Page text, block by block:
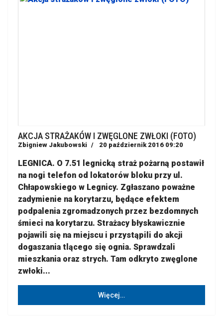
AKCJA STRAŻAKÓW I ZWĘGLONE ZWŁOKI (FOTO)
Zbigniew Jakubowski 20 październik 2016 09:20
LEGNICA. O 7.51 legnicką straż pożarną postawił
na nogi telefon od lokatorów bloku przy ul.
Chłapowskiego w Legnicy. Zgłaszano poważne
zadymienie na korytarzu, będące efektem
podpalenia zgromadzonych przez bezdomnych
śmieci na korytarzu. Strażacy błyskawicznie
pojawili się na miejscu i przystąpili do akcji
dogaszania tlącego się ognia. Sprawdzali
mieszkania oraz strych. Tam odkryto zwęglone
zwłoki...
Więcej…